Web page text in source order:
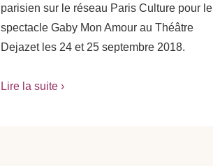
parisien sur le réseau Paris Culture pour le
spectacle Gaby Mon Amour au Théâtre
Dejazet les 24 et 25 septembre 2018.
Lire la suite ›